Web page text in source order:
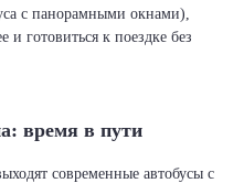
с панорамными окнами),
и готовиться к поездке без
время в пути
современные автобусы с